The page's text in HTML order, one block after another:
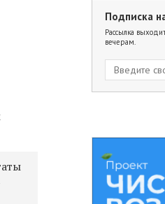
Подписка
Рассылка
вечерам.